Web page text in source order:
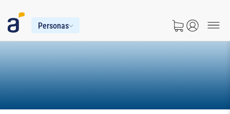
Personas